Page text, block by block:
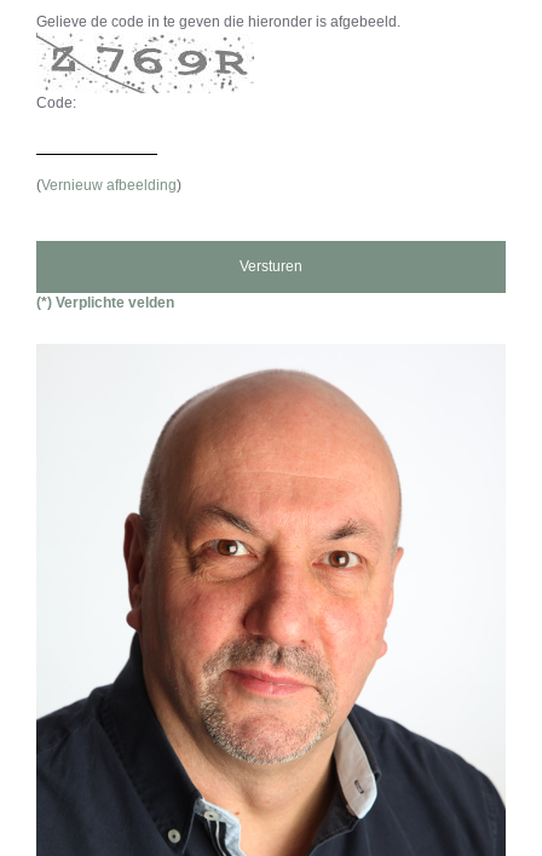
Gelieve de code in te geven die hieronder is afgebeeld.
Code:
(Vernieuw afbeelding)
(*) Verplichte velden